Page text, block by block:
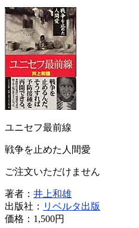
ユニセフ最前線
戦争を止めた人間愛
ご注文いただけません
著者： 井上和雄
出版社： リベルタ出版
価格： 1,500円